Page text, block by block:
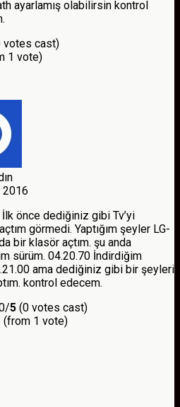
ayarlamış olabilirsin kontrol
votes cast)
1 vote)
2016
İlk önce dediğiniz gibi Tv’yi
görmedi. Yaptığım şeyler LG-
bir klasör açtım. şu anda
sürüm. 04.20.70 İndirdiğim
ama dediğiniz gibi bir şeyleri
kontrol edecem.
5 (0 votes cast)
(from 1 vote)